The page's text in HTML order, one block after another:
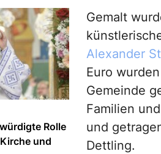
Rolle
und
Gemalt
Alexander
Euro
Gemeinde
Familien
und
Dettling.